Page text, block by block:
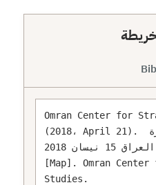
Omran Center for
(2018، April 21). خريطة النفوذ والسيطرة
في سورية وغرب العراق 15 نيسان 2018
[Map]. Omran
Studies.